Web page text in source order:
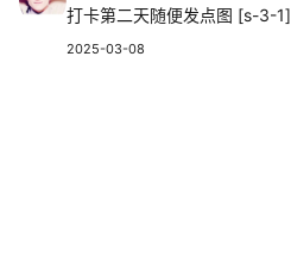
打卡第二天随便发点图 [s-3-1]
2025-03-08